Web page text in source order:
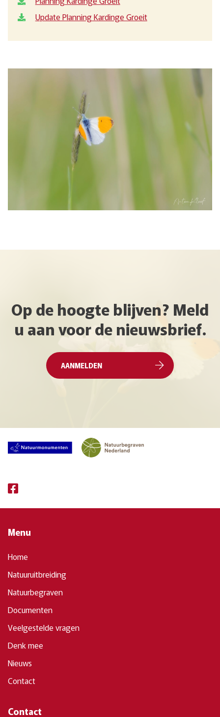
Update Planning Kardinge Groeit
Op de hoogte blijven? Meld
u aan voor de nieuwsbrief.
AANMELDEN
Menu
Home
Natuuruitbreiding
Natuurbegraven
Documenten
Veelgestelde vragen
Denk mee
Nieuws
Contact
Contact